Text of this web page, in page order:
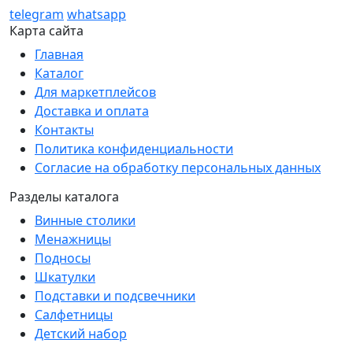
telegram whatsapp
Карта сайта
Главная
Каталог
Для маркетплейсов
Доставка и оплата
Контакты
Политика конфиденциальности
Согласие на обработку персональных данных
Разделы каталога
Винные столики
Менажницы
Подносы
Шкатулки
Подставки и подсвечники
Салфетницы
Детский набор